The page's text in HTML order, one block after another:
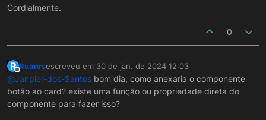
Cordialmente.
0
R
Offline
Ruanrsescreveu em 30 de jan. de 2024 12:03
última edição por
@Janpier-dos-Santos bom dia, como anexaria o componente
botão ao card? existe uma função ou propriedade direta do
componente para fazer isso?